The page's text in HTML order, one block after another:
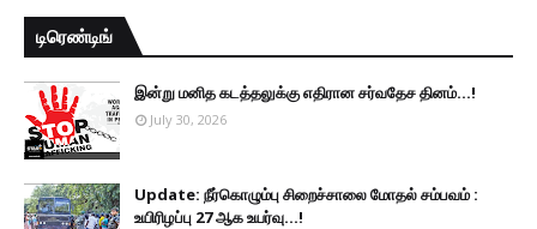
டிரெண்டிங்
இன்று மனித கடத்தலுக்கு எதிரான சர்வதேச தினம்...!
July 30, 2026
Update: நீர்கொழும்பு சிறைச்சாலை மோதல் சம்பவம் :
உயிரிழப்பு 27 ஆக உயர்வு...!